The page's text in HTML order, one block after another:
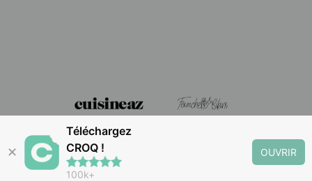
✕
Téléchargez
CROQ !
100k+
OUVRIR